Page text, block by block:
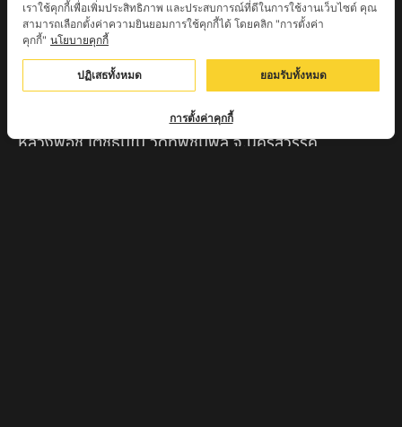
หลวงปู่ครูบา สล่าอุวิจิ่งต๊ะ สำนักสงฆ์พระธาตุดอยจอมแวะ
จ.เชียงใหม่
หลวงพ่อแป๋ว วัดดาวเรือง จ.สิงห์บุรี
หลวงพ่อชู เตชธมฺโม วัดทัพชุมพล จ.นครสวรรค์
เราใช้คุกกี้เพื่อเพิ่มประสิทธิภาพ และประสบการณ์ที่ดีในการใช้งานเว็บไซต์ คุณ
สามารถเลือกตั้งค่าความยินยอมการใช้คุกกี้ได้ โดยคลิก "การตั้งค่า
คุกกี้" นโยบายคุกกี้
ปฏิเสธทั้งหมด ยอมรับทั้งหมด
การตั้งค่าคุกกี้